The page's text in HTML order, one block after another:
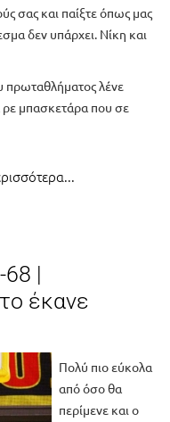
σας και παίξτε όπως μας
δεν υπάρχει. Νίκη και
πρωταθλήματος λένε
μπασκετάρα που σε
|
έκανε
Πολύ πιο εύκολα
από όσο θα
περίμενε και ο